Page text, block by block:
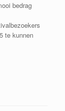
bedrag
te kunnen